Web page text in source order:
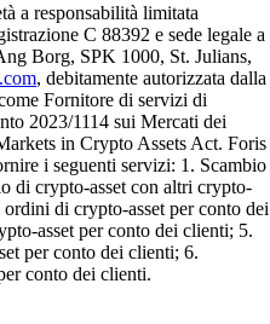
a responsabilità limitata
C 88392 e sede legale a
Borg, SPK 1000, St. Julians,
, debitamente autorizzata dalla
Fornitore di servizi di
2023/1114 sui Mercati dei
in Crypto Assets Act. Foris
i seguenti servizi: 1. Scambio
di crypto-asset con altri crypto-
di crypto-asset per conto dei
asset per conto dei clienti; 5.
per conto dei clienti; 6.
conto dei clienti.